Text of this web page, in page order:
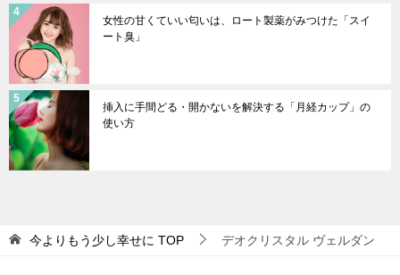
女性の甘くていい匂いは、ロート製薬がみつけた「スイ
ート臭」
挿入に手間どる・開かないを解決する「月経カップ」の
使い方
今よりもう少し幸せに TOP デオクリスタル ヴェルダン